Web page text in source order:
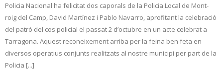
Policia Nacional ha felicitat dos caporals de la Policia Local de Mont-
roig del Camp, David Martínez i Pablo Navarro, aprofitant la celebració
del patró del cos policial el passat 2 d’octubre en un acte celebrat a
Tarragona. Aquest reconeixement arriba per la feina ben feta en
diversos operatius conjunts realitzats al nostre municipi per part de la
Policia [...]